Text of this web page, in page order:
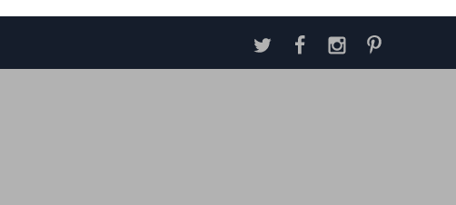
テーブル
アンティーク商品 概略と取扱い方